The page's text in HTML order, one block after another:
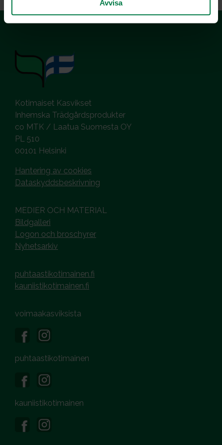
Avvisa
Kotimaiset Kasvikset
Inhemska Trädgårdsprodukter
co MTK / Laatua Suomesta OY
PL 510
00101 Helsinki
Hantering av cookies
Dataskyddsbeskrivning
MEDIER OCH MATERIAL
Bildgalleri
Logon och broschyrer
Nyhetsarkiv
puhtaastikotimainen.fi
kauniistikotimainen.fi
voimaakasviksista
puhtaastikotimainen
kauniistikotimainen